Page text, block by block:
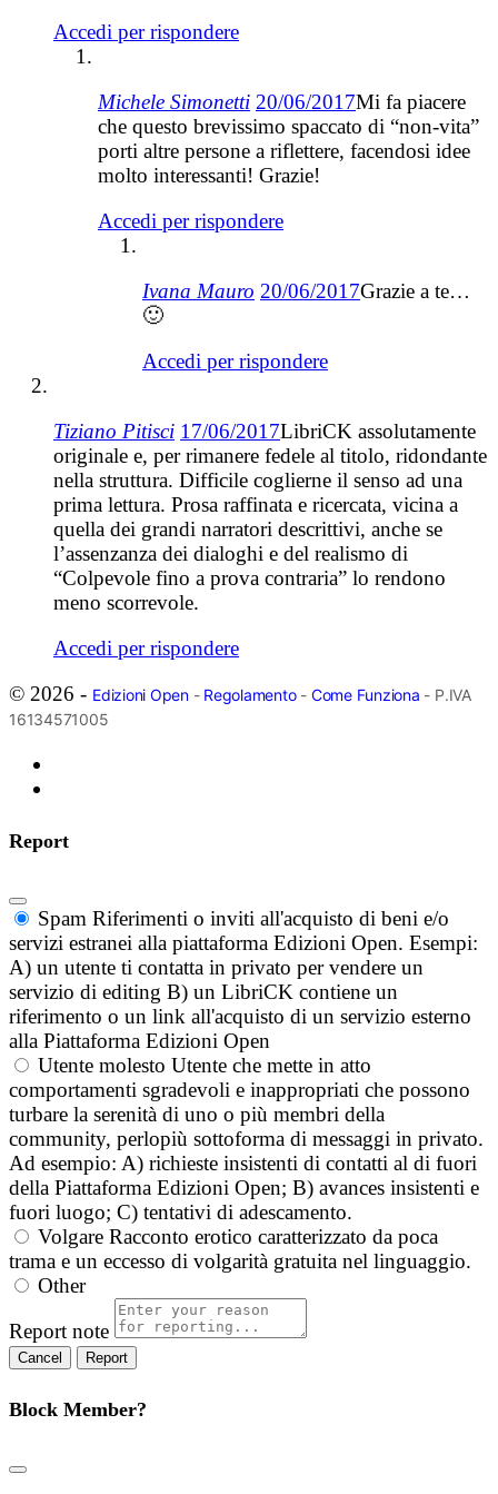
Accedi per rispondere
Michele Simonetti 20/06/2017Mi fa piacere
che questo brevissimo spaccato di “non-vita”
porti altre persone a riflettere, facendosi idee
molto interessanti! Grazie!
Accedi per rispondere
Ivana Mauro 20/06/2017Grazie a te…
🙂
Accedi per rispondere
Tiziano Pitisci 17/06/2017LibriCK assolutamente
originale e, per rimanere fedele al titolo, ridondante
nella struttura. Difficile coglierne il senso ad una
prima lettura. Prosa raffinata e ricercata, vicina a
quella dei grandi narratori descrittivi, anche se
l’assenzanza dei dialoghi e del realismo di
“Colpevole fino a prova contraria” lo rendono
meno scorrevole.
Accedi per rispondere
© 2026 - Edizioni Open- Regolamento- Come Funziona - P.IVA
16134571005
Report
Spam Riferimenti o inviti all'acquisto di beni e/o
servizi estranei alla piattaforma Edizioni Open. Esempi:
A) un utente ti contatta in privato per vendere un
servizio di editing B) un LibriCK contiene un
riferimento o un link all'acquisto di un servizio esterno
alla Piattaforma Edizioni Open
Utente molesto Utente che mette in atto
comportamenti sgradevoli e inappropriati che possono
turbare la serenità di uno o più membri della
community, perlopiù sottoforma di messaggi in privato.
Ad esempio: A) richieste insistenti di contatti al di fuori
della Piattaforma Edizioni Open; B) avances insistenti e
fuori luogo; C) tentativi di adescamento.
Volgare Racconto erotico caratterizzato da poca
trama e un eccesso di volgarità gratuita nel linguaggio.
Other
Report note
Report
Block Member?